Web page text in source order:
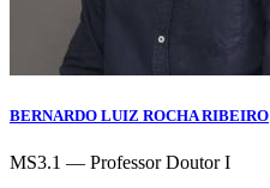
BERNARDO LUIZ ROCHA RIBEIRO
MS3.1 — Professor Doutor I